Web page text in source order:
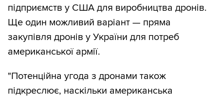
підприємств у США для виробництва дронів.
Ще один можливий варіант — пряма
закупівля дронів у України для потреб
американської армії.
"Потенційна угода з дронами також
підкреслює, наскільки американська